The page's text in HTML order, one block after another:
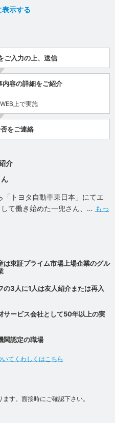
表示する
ご入力の上、送信
容の詳細をご紹介
上で実施
をご連絡
介
「トヨタ自動車東日本」にてエ
て働き始めた一兜さん、
もっ
は東証プライム市場上場企業のグル
の3人に1人は友人紹介または再入
サービス会社として50年以上の実
関認定の職場
いてくわしくはこちら
す。面接時にご確認下さい。